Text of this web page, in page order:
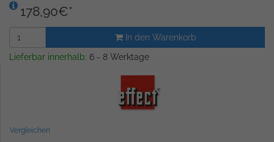
178,90€*
In den Warenkorb
Lieferbar innerhalb: 6 - 8 Werktage
Vergleichen